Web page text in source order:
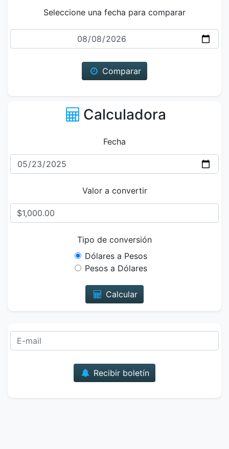
Seleccione una fecha para comparar
Fecha
Comparar
Calculadora
Fecha
Valor a convertir
Tipo de conversión
Dólares a Pesos
Pesos a Dólares
Calcular
Recibir boletín